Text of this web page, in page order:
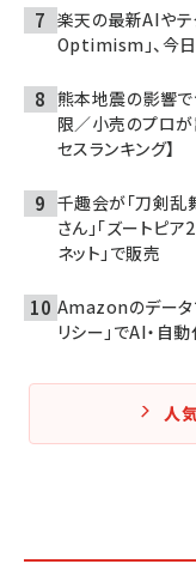
楽天の最新AIや
Optimism」、今日
熊本地震の影響で
限／小売のプロが
セスランキング】
千趣会が「刀剣乱
さん」「ズートピ
ネット」で販売
Amazonのデータ
リシー」でAI・自
人